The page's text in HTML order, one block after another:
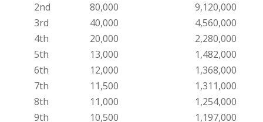
2nd
80,000
9,120,000
3rd
40,000
4,560,000
4th
20,000
2,280,000
5th
13,000
1,482,000
6th
12,000
1,368,000
7th
11,500
1,311,000
8th
11,000
1,254,000
9th
10,500 1,197,000